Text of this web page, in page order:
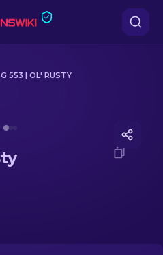
553 | OL' RUSTY